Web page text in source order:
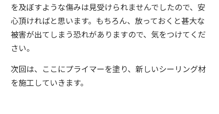
を及ぼすような傷みは見受けられませんでしたので、安
心頂ければと思います。もちろん、放っておくと甚大な
被害が出てしまう恐れがありますので、気をつけてくだ
さい。
次回は、ここにプライマーを塗り、新しいシーリング材
を施工していきます。